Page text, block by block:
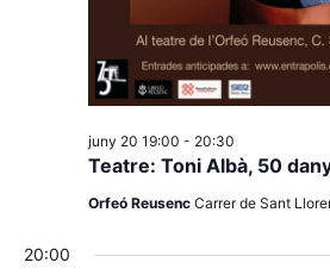
Teatre: Toni Albà, 50
juny 20 19:00 - 20:30
Orfeó Reusenc Carrer de Sant
20:00